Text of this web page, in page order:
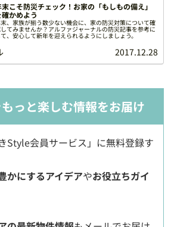
末こそ防災チェック！お家の「もしもの備え」
確かめよう
、家族が揃う数少ない機会に、家の防災対策について確
てみませんか？アルファジャーナルの防災記事を参考に
、安心して新年を迎えられるようにしましょう。
2017.12.28
っと楽しむ情報をお届け
Style会員サービス」に無料登録す
かにするアイデアやお役立ちガイ